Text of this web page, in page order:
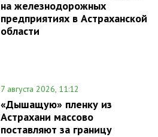
на железнодорожных
предприятиях в Астраханской
области
7 августа 2026, 11:12
«Дышащую» пленку из
Астрахани массово
поставляют за границу